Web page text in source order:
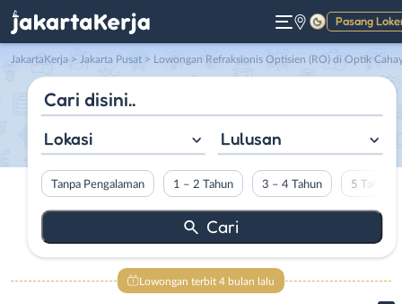
Pasang
Gelap
JakartaKerja > Jakarta Pusat > Lowongan Refraksionis Optisien (RO) di Optik Cahaya
Lokasi Lulusan
Tanpa Pengalaman 1 – 2 Tahun 3 – 4 Tahun 5 Tahun
Lowongan terbit 4 bulan lalu